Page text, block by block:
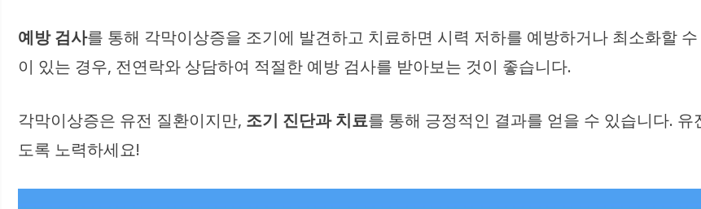
예방 검사를 통해 각막이상증을 조기에 발견하고 치료하면 시력 저하를 예방하거나 최소화할
이 있는 경우, 전연락와 상담하여 적절한 예방 검사를 받아보는 것이 좋습니다.
각막이상증은 유전 질환이지만, 조기 진단과 치료를 통해 긍정적인 결과를 얻을 수 있습니다.
도록 노력하세요!